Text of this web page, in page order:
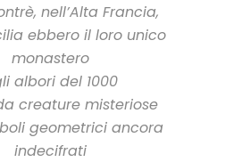
nell’Alta Francia,
ebbero il loro unico
monastero
albori del 1000
creature misteriose
geometrici ancora
indecifrati